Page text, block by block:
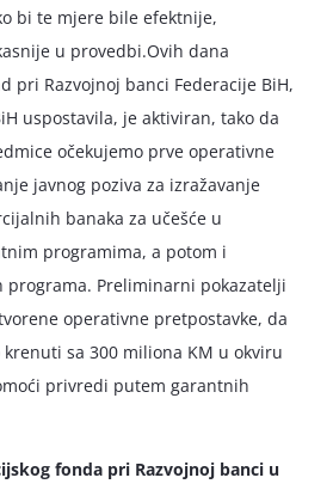
bi te mjere bile efektnije,
u provedbi.Ovih dana
pri Razvojnoj banci Federacije BiH,
uspostavila, je aktiviran, tako da
očekujemo prve operativne
javnog poziva za izražavanje
banaka za učešće u
programima, a potom i
programa. Preliminarni pokazatelji
operativne pretpostavke, da
sa 300 miliona KM u okviru
privredi putem garantnih
fonda pri Razvojnoj banci u